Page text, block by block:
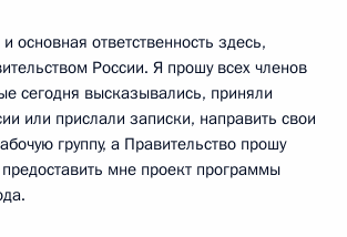
основная ответственность здесь,
России. Я прошу всех членов
сегодня высказывались, приняли
или прислали записки, направить свои
группу, а Правительство прошу
мне проект программы